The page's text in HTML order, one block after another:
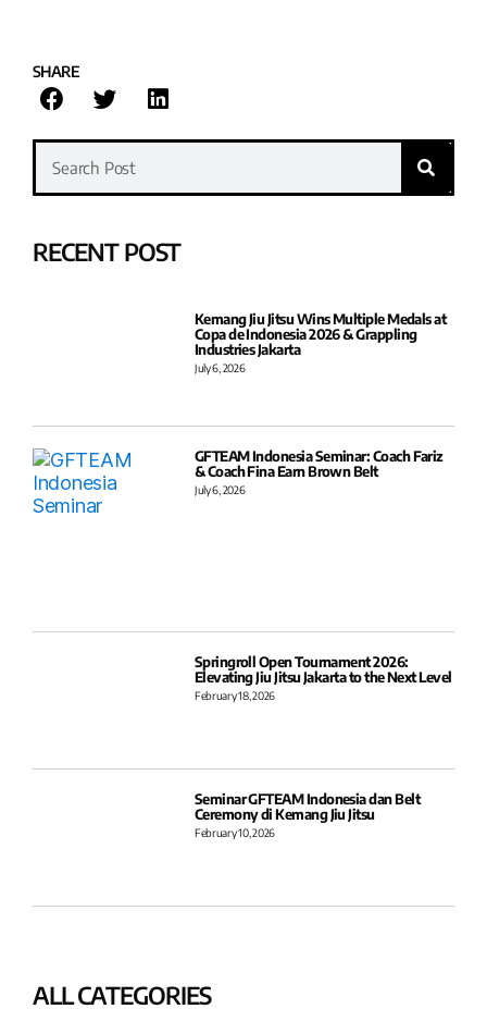
SHARE
RECENT POST
Kemang Jiu Jitsu Wins Multiple Medals at
Copa de Indonesia 2026 & Grappling
Industries Jakarta
July 6, 2026
GFTEAM Indonesia Seminar: Coach Fariz
& Coach Fina Earn Brown Belt
July 6, 2026
Springroll Open Tournament 2026:
Elevating Jiu Jitsu Jakarta to the Next Level
February 18, 2026
Seminar GFTEAM Indonesia dan Belt
Ceremony di Kemang Jiu Jitsu
February 10, 2026
ALL CATEGORIES